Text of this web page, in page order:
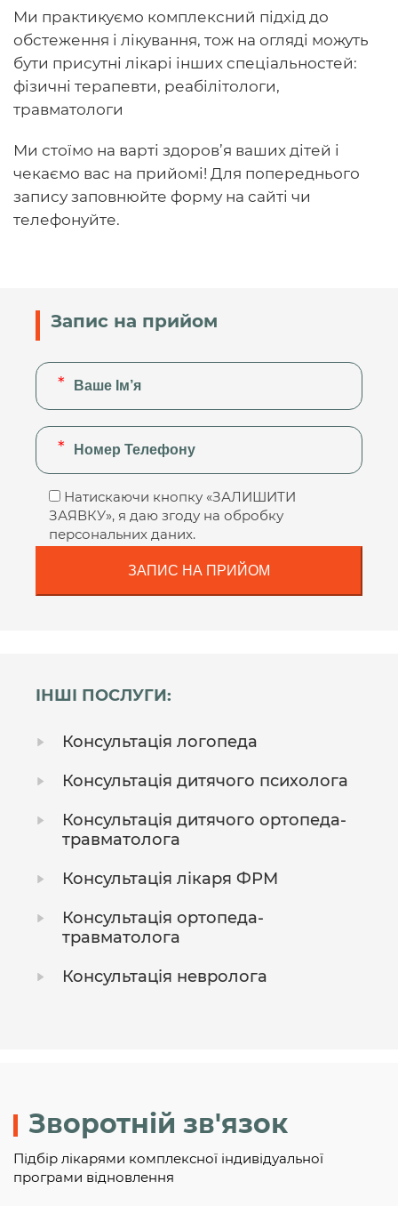
Ми практикуємо комплексний підхід до
обстеження і лікування, тож на огляді можуть
бути присутні лікарі інших спеціальностей:
фізичні терапевти, реабілітологи,
травматологи
Ми стоїмо на варті здоров’я ваших дітей і
чекаємо вас на прийомі! Для попереднього
запису заповнюйте форму на сайті чи
телефонуйте.
Запис на прийом
Натискаючи кнопку «ЗАЛИШИТИ
ЗАЯВКУ», я даю згоду на обробку
персональних даних.
ІНШІ ПОСЛУГИ:
Консультація логопеда
Консультація дитячого психолога
Консультація дитячого ортопеда-
травматолога
Консультація лікаря ФРМ
Консультація ортопеда-
травматолога
Консультація невролога
Зворотній зв'язок
Підбір лікарями комплексної індивідуальної
програми відновлення